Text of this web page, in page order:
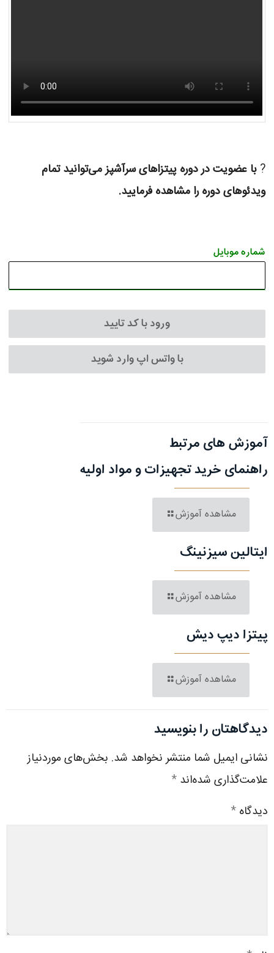
?با عضویت در دوره پیتزاهای سرآشپز می‌توانید تمام
ویدئوهای دوره را مشاهده فرمایید.
شماره موبایل
ورود با کد تایید
با واتس اپ وارد شوید
آموزش های مرتبط
راهنمای خرید تجهیزات و مواد اولیه
مشاهده آموزش
ایتالین سیزنینگ
مشاهده آموزش
پیتزا دیپ دیش
مشاهده آموزش
دیدگاهتان را بنویسید
نشانی ایمیل شما منتشر نخواهد شد. بخش‌های موردنیاز
علامت‌گذاری شده‌اند *
دیدگاه *